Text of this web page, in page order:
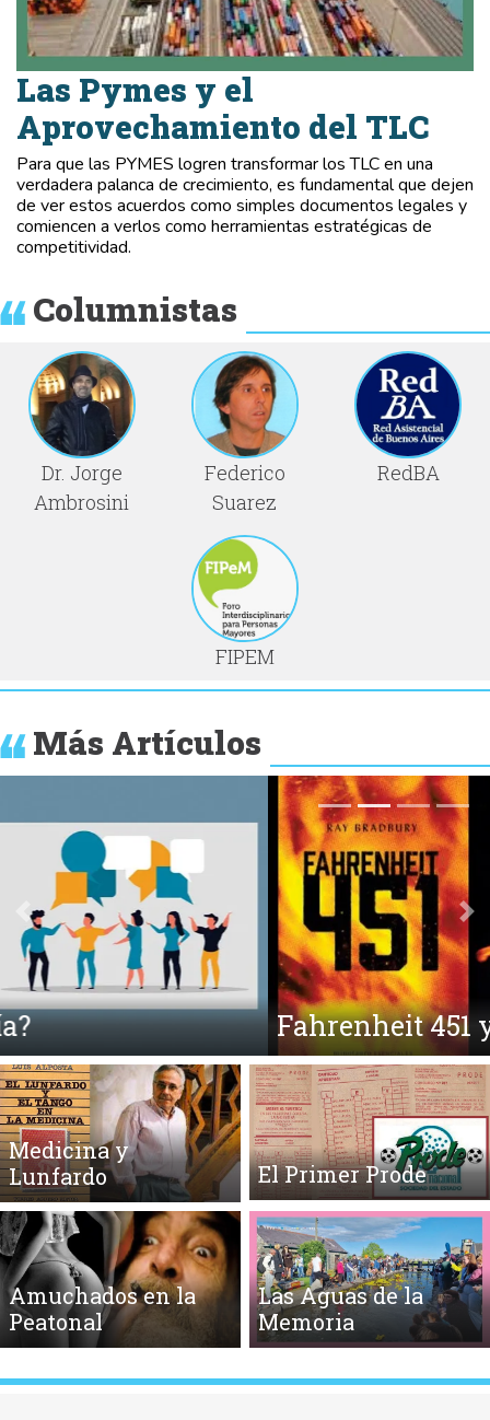
Las Pymes y el
Aprovechamiento del TLC
Para que las PYMES logren transformar los TLC en una
verdadera palanca de crecimiento, es fundamental que dejen
de ver estos acuerdos como simples documentos legales y
comiencen a verlos como herramientas estratégicas de
competitividad.
Columnistas
Dr. Jorge
Ambrosini
Federico
Suarez
RedBA
FIPEM
Más Artículos
Fahrenheit 451 y la Quema de Libros
Anterior
Medicina y
Lunfardo
El Primer Prode
Amuchados en la
Peatonal
Las Aguas de la
Memoria